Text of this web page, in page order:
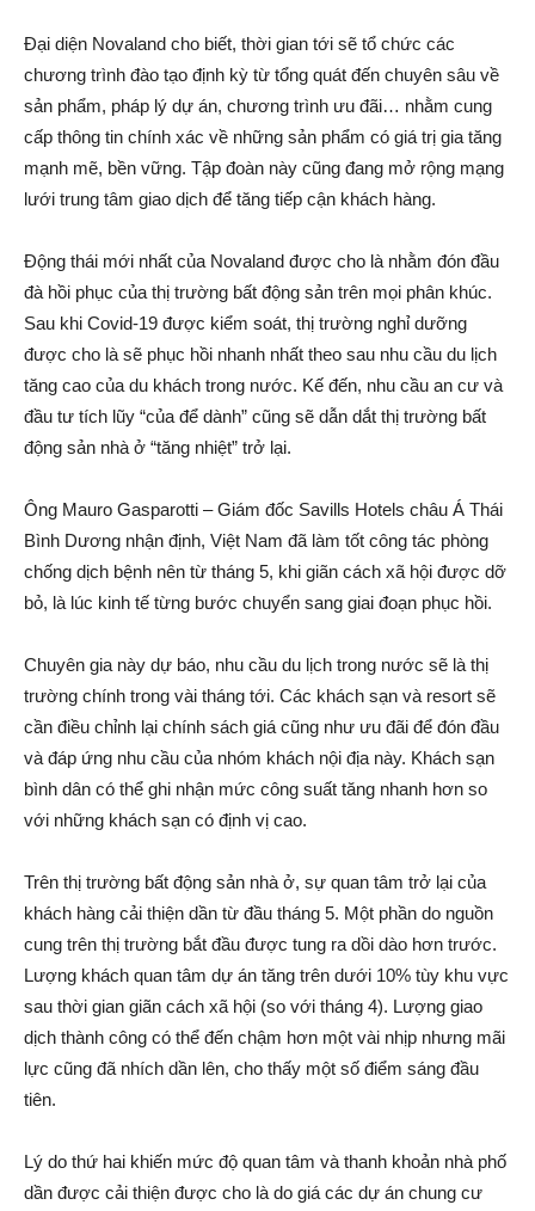
Đại diện Novaland cho biết, thời gian tới sẽ tổ chức các
chương trình đào tạo định kỳ từ tổng quát đến chuyên sâu về
sản phẩm, pháp lý dự án, chương trình ưu đãi… nhằm cung
cấp thông tin chính xác về những sản phẩm có giá trị gia tăng
mạnh mẽ, bền vững. Tập đoàn này cũng đang mở rộng mạng
lưới trung tâm giao dịch để tăng tiếp cận khách hàng.
Động thái mới nhất của Novaland được cho là nhằm đón đầu
đà hồi phục của thị trường bất động sản trên mọi phân khúc.
Sau khi Covid-19 được kiểm soát, thị trường nghỉ dưỡng
được cho là sẽ phục hồi nhanh nhất theo sau nhu cầu du lịch
tăng cao của du khách trong nước. Kế đến, nhu cầu an cư và
đầu tư tích lũy “của để dành” cũng sẽ dẫn dắt thị trường bất
động sản nhà ở “tăng nhiệt” trở lại.
Ông Mauro Gasparotti – Giám đốc Savills Hotels châu Á Thái
Bình Dương nhận định, Việt Nam đã làm tốt công tác phòng
chống dịch bệnh nên từ tháng 5, khi giãn cách xã hội được dỡ
bỏ, là lúc kinh tế từng bước chuyển sang giai đoạn phục hồi.
Chuyên gia này dự báo, nhu cầu du lịch trong nước sẽ là thị
trường chính trong vài tháng tới. Các khách sạn và resort sẽ
cần điều chỉnh lại chính sách giá cũng như ưu đãi để đón đầu
và đáp ứng nhu cầu của nhóm khách nội địa này. Khách sạn
bình dân có thể ghi nhận mức công suất tăng nhanh hơn so
với những khách sạn có định vị cao.
Trên thị trường bất động sản nhà ở, sự quan tâm trở lại của
khách hàng cải thiện dần từ đầu tháng 5. Một phần do nguồn
cung trên thị trường bắt đầu được tung ra dồi dào hơn trước.
Lượng khách quan tâm dự án tăng trên dưới 10% tùy khu vực
sau thời gian giãn cách xã hội (so với tháng 4). Lượng giao
dịch thành công có thể đến chậm hơn một vài nhịp nhưng mãi
lực cũng đã nhích dần lên, cho thấy một số điểm sáng đầu
tiên.
Lý do thứ hai khiến mức độ quan tâm và thanh khoản nhà phố
dần được cải thiện được cho là do giá các dự án chung cư